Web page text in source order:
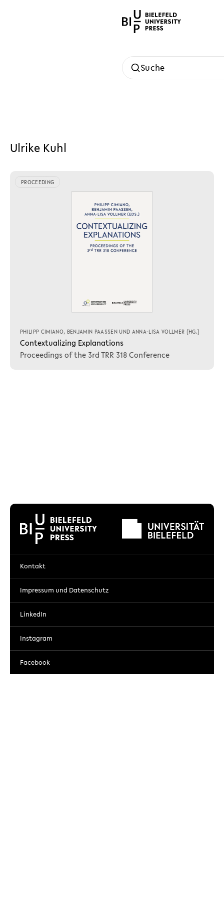
Suche
Ulrike Kuhl
PROCEEDING
PHILIPP CIMIANO, BENJAMIN PAASSEN UND ANNA-LISA VOLLMER (HG.)
Contextualizing Explanations
Proceedings of the 3rd TRR 318 Conference
Kontakt
Impressum und Datenschutz
LinkedIn
Instagram
Facebook